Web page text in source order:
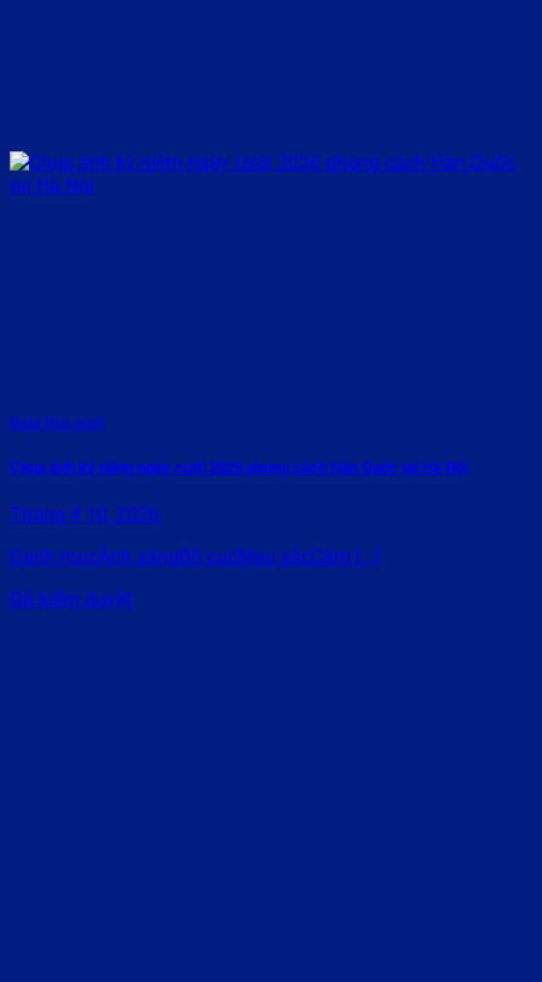
Rate this post
Chụp ảnh kỷ niệm ngày cưới 2026 phong cách Hàn Quốc tại Hà Nội
Tháng 4 10, 2026
Danh mụcÁnh sángBố cụcMàu sắcCảm [...]
Đã kiểm duyệt